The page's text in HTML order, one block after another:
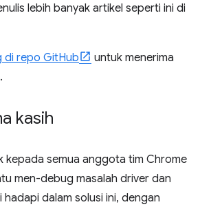
lebih banyak artikel seperti ini di
di repo GitHub
untuk menerima
kasih
kepada semua anggota tim Chrome
men-debug masalah driver dan
hadapi dalam solusi ini, dengan